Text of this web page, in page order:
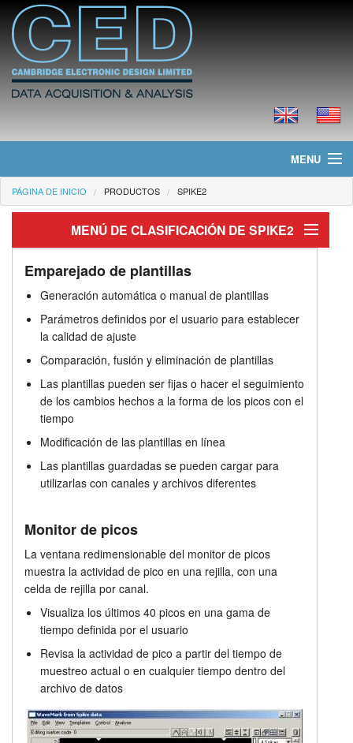
MENU
Página de Inicio
Productos
Precios
Descargas
Distribuidores
PÁGINA DE INICIO PRODUCTOS SPIKE2
MENÚ DE CLASIFICACIÓN DE SPIKE2
Emparejado de plantillas
Funciones de análisis de picos
Precios
Emparejado de plantillas
Generación automática o manual de plantillas
Parámetros definidos por el usuario para establecer
la calidad de ajuste
Comparación, fusión y eliminación de plantillas
Las plantillas pueden ser fijas o hacer el seguimiento
de los cambios hechos a la forma de los picos con el
tiempo
Modificación de las plantillas en línea
Las plantillas guardadas se pueden cargar para
utilizarlas con canales y archivos diferentes
Monitor de picos
La ventana redimensionable del monitor de picos
muestra la actividad de pico en una rejilla, con una
celda de rejilla por canal.
Visualiza los últimos 40 picos en una gama de
tiempo definida por el usuario
Revisa la actividad de pico a partir del tiempo de
muestreo actual o en cualquier tiempo dentro del
archivo de datos